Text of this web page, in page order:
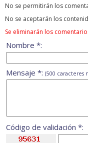
No se permitirán los
No se aceptarán los
Se eliminarán los
Nombre *:
Mensaje *: (500 caracteres
Código de validación *: